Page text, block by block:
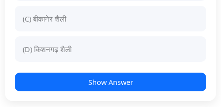
(C) बीकानेर शैली
(D) किशनगढ़ शैली
Show Answer